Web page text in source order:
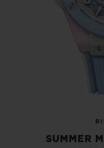
SUMMER